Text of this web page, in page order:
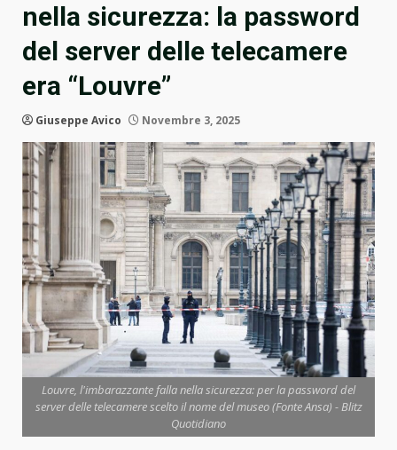
nella sicurezza: la password
del server delle telecamere
era “Louvre”
Giuseppe Avico Novembre 3, 2025
Louvre, l'imbarazzante falla nella sicurezza: per la password del
server delle telecamere scelto il nome del museo (Fonte Ansa) - Blitz
Quotidiano